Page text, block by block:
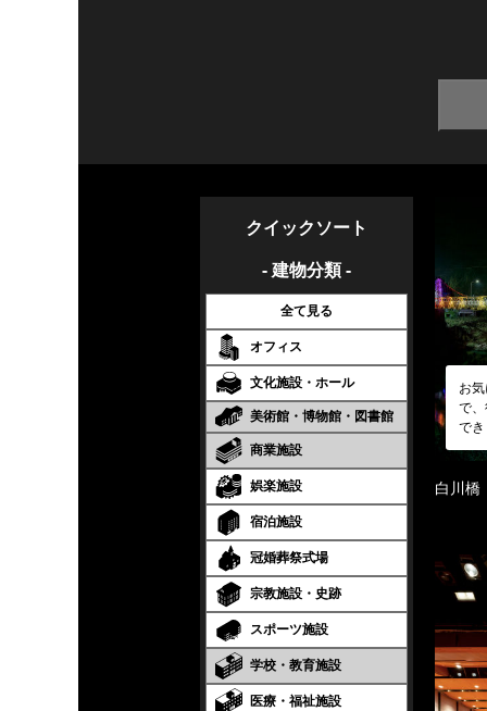
クイックソート
- 建物分類 -
全て見る
オフィス
文化施設・ホール
美術館・博物館・図書館
商業施設
娯楽施設
宿泊施設
冠婚葬祭式場
宗教施設・史跡
スポーツ施設
学校・教育施設
医療・福祉施設
お
で
で
白川橋